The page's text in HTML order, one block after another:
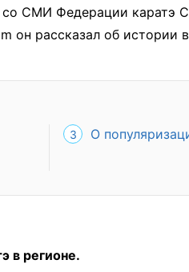
СМИ Федерации каратэ
он рассказал об истории
О
в регионе.